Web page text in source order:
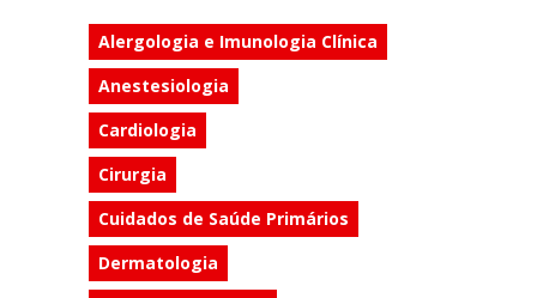
Alergologia e Imunologia Clínica
Anestesiologia
Cardiologia
Cirurgia
Cuidados de Saúde Primários
Dermatologia